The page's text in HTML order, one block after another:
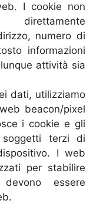
I cookie non
direttamente
numero di
informazioni
attività sia
dati, utilizziamo
beacon/pixel
i cookie e gli
terzi di
I web
per stabilire
essere